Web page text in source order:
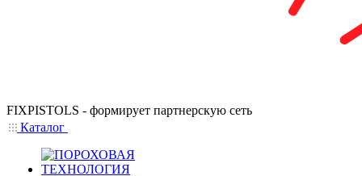
FIXPISTOLS - формирует партнерскую сеть
Каталог